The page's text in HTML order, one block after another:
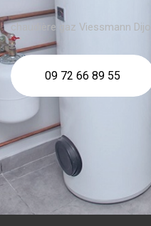
chaudière gaz Viessmann Dijon
09 72 66 89 55